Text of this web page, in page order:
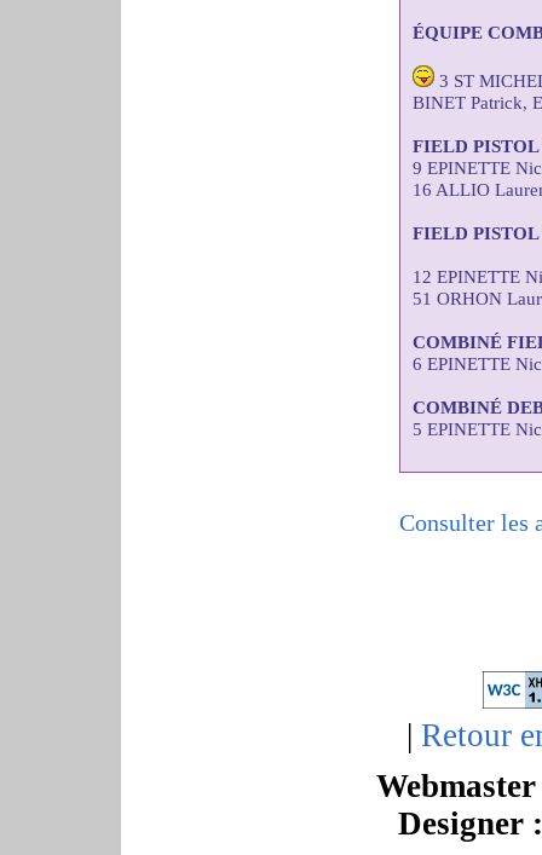
ÉQUIPE
3 ST
BINET Patrick,
FIELD
9 EPINETTE
16 ALLIO
FIELD
12 EPINETTE
51 ORHON
COMBINÉ
6 EPINETTE
COMBINÉ
5 EPINETTE
Consulter les
| Retour
Designer :